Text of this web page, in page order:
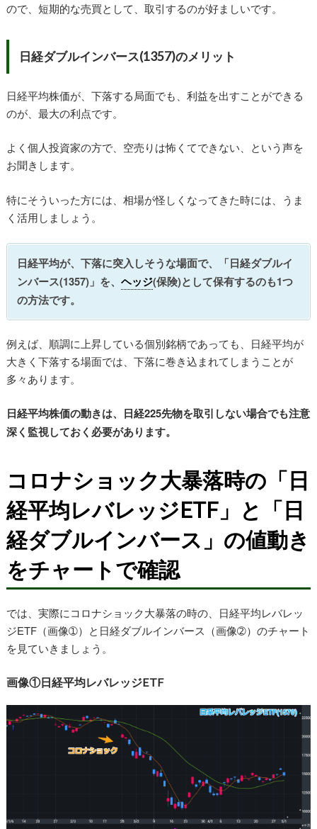
ので、短期的な売買として、取引するのが好ましいです。
日経ダブルインバース(1357)のメリット
日経平均株価が、下落する局面でも、利益を出すことができる
のが、最大の利点です。
よく個人投資家の方で、空売りは怖くてできない、という声を
お聞きします。
特にそういった方には、相場が怪しくなってきた時には、うま
く活用しましょう。
日経平均が、下落に突入しそうな場面で、「日経ダブルイ
ンバース(1357)」を、ヘッジ(保険)として保有するのも1つ
の方法です。
例えば、順調に上昇している個別銘柄であっても、日経平均が
大きく下落する場面では、下落に巻き込まれてしまうことが
多々あります。
日経平均株価の動きは、日経225先物を取引しない場合でも注意
深く監視しておく必要があります。
コロナショック大暴落時の「日
経平均レバレッジETF」と「日
経ダブルインバース」の値動き
をチャートで確認
では、実際にコロナショック大暴落の時の、日経平均レバレッ
ジETF（画像➀）と日経ダブルインバース（画像➁）のチャート
を見ていきましょう。
画像①日経平均レバレッジETF